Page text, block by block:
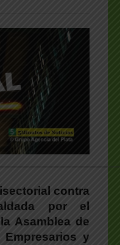
contra
por el
Asamblea de
Empresarios y